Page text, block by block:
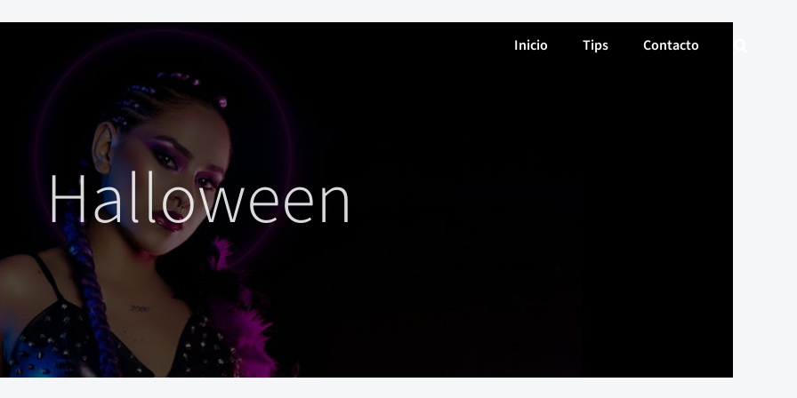
Inicio Tips Contacto
Halloween